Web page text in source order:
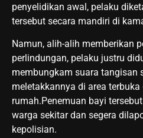
penyelidikan awal, pelaku
tersebut secara mandiri di
Namun, alih-alih memberikan
perlindungan, pelaku justru
membungkam suara tangisan
meletakkannya di area
rumah.Penemuan bayi
warga sekitar dan segera
kepolisian.